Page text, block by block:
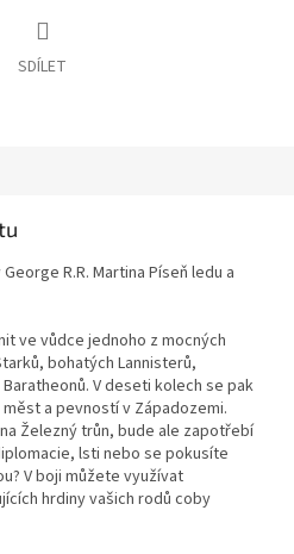
SDÍLET
R.R. Martina Píseň ledu a
ve vůdce jednoho z mocných
bohatých Lannisterů,
V deseti kolech se pak
a pevností v Západozemi.
Železný trůn, bude ale zapotřebí
lsti nebo se pokusíte
V boji můžete využívat
hrdiny vašich rodů coby